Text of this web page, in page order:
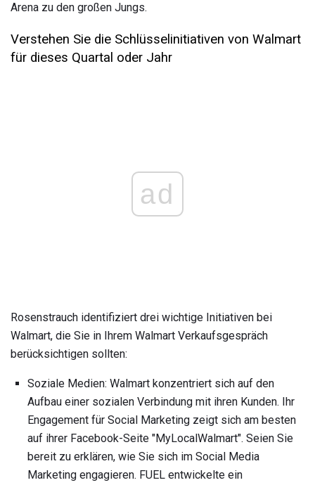
Arena zu den großen Jungs.
Verstehen Sie die Schlüsselinitiativen von Walmart
für dieses Quartal oder Jahr
ad
Rosenstrauch identifiziert drei wichtige Initiativen bei
Walmart, die Sie in Ihrem Walmart Verkaufsgespräch
berücksichtigen sollten:
Soziale Medien: Walmart konzentriert sich auf den
Aufbau einer sozialen Verbindung mit ihren Kunden. Ihr
Engagement für Social Marketing zeigt sich am besten
auf ihrer Facebook-Seite "MyLocalWalmart". Seien Sie
bereit zu erklären, wie Sie sich im Social Media
Marketing engagieren. FUEL entwickelte ein